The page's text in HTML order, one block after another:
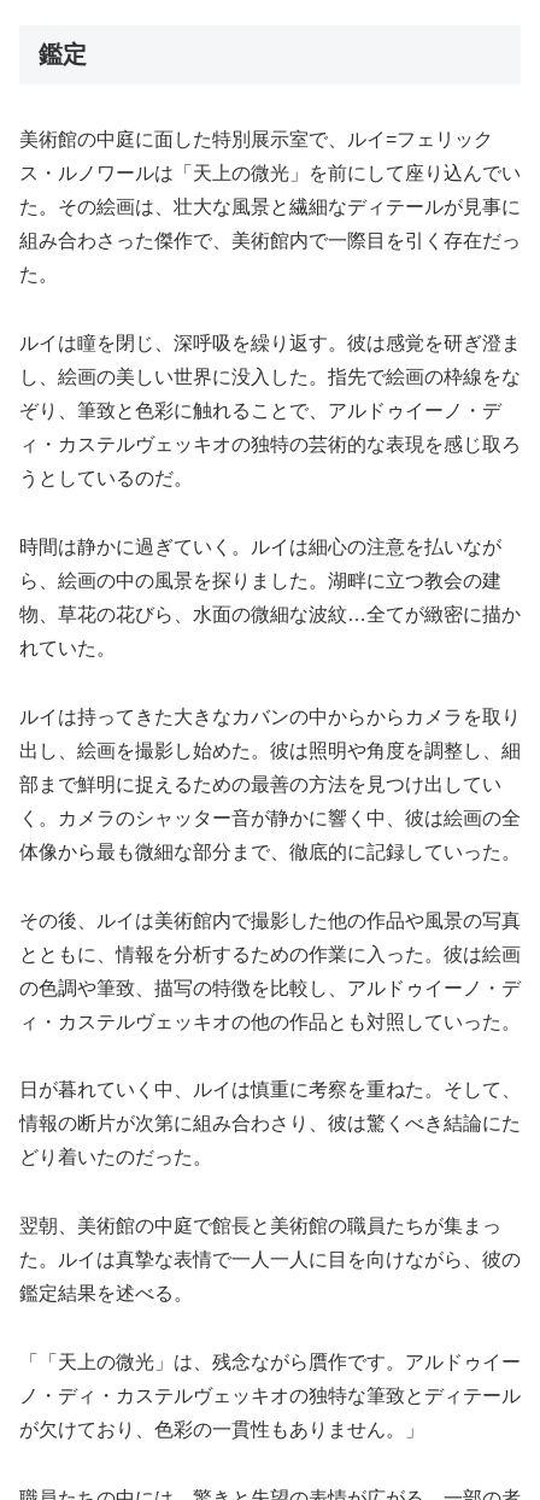
鑑定
美術館の中庭に面した特別展示室で、ルイ=フェリック
ス・ルノワールは「天上の微光」を前にして座り込んでい
た。その絵画は、壮大な風景と繊細なディテールが見事に
組み合わさった傑作で、美術館内で一際目を引く存在だっ
た。
ルイは瞳を閉じ、深呼吸を繰り返す。彼は感覚を研ぎ澄ま
し、絵画の美しい世界に没入した。指先で絵画の枠線をな
ぞり、筆致と色彩に触れることで、アルドゥイーノ・デ
ィ・カステルヴェッキオの独特の芸術的な表現を感じ取ろ
うとしているのだ。
時間は静かに過ぎていく。ルイは細心の注意を払いなが
ら、絵画の中の風景を探りました。湖畔に立つ教会の建
物、草花の花びら、水面の微細な波紋…全てが緻密に描か
れていた。
ルイは持ってきた大きなカバンの中からからカメラを取り
出し、絵画を撮影し始めた。彼は照明や角度を調整し、細
部まで鮮明に捉えるための最善の方法を見つけ出してい
く。カメラのシャッター音が静かに響く中、彼は絵画の全
体像から最も微細な部分まで、徹底的に記録していった。
その後、ルイは美術館内で撮影した他の作品や風景の写真
とともに、情報を分析するための作業に入った。彼は絵画
の色調や筆致、描写の特徴を比較し、アルドゥイーノ・デ
ィ・カステルヴェッキオの他の作品とも対照していった。
日が暮れていく中、ルイは慎重に考察を重ねた。そして、
情報の断片が次第に組み合わさり、彼は驚くべき結論にた
どり着いたのだった。
翌朝、美術館の中庭で館長と美術館の職員たちが集まっ
た。ルイは真摯な表情で一人一人に目を向けながら、彼の
鑑定結果を述べる。
「「天上の微光」は、残念ながら贋作です。アルドゥイー
ノ・ディ・カステルヴェッキオの独特な筆致とディテール
が欠けており、色彩の一貫性もありません。」